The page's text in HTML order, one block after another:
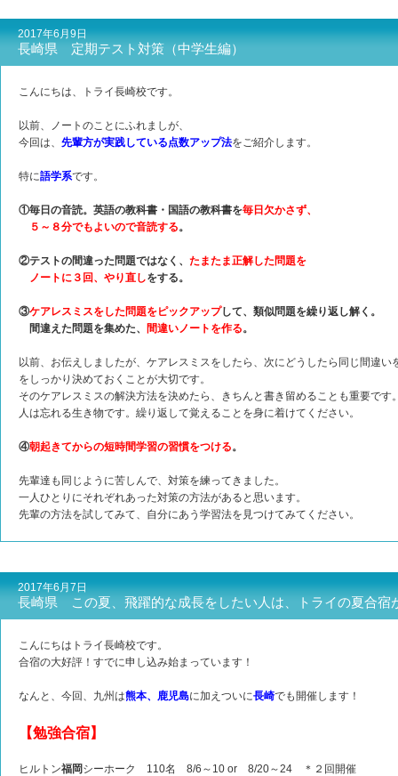
2017年6月9日
長崎県 定期テスト対策（中学生編）
こんにちは、トライ長崎校です。
以前、ノートのことにふれましが、
今回は、 先輩方が実践している点数アップ法をご紹介します。
特に語学系です。
①毎日の音読。英語の教科書・国語の教科書を毎日欠かさず、
５～８分でもよいので音読する。
②テストの間違った問題ではなく、 たまたま正解した問題を
ノートに３回、やり直しをする。
③ケアレスミスをした問題をピックアップして、類似問題を繰り返し解く。
間違えた問題を集めた、
間違いノートを作る。
以前、お伝えしましたが、ケアレスミスをしたら、次にどうしたら同じ間違い
をしっかり決めておくことが大切です。
そのケアレスミスの解決方法を決めたら、きちんと書き留めることも重要です
人は忘れる生き物です。繰り返して覚えることを身に着けてください。
④朝起きてからの短時間学習の習慣をつける。
先輩達も同じように苦しんで、対策を練ってきました。
一人ひとりにそれぞれあった対策の方法があると思います。
先輩の方法を試してみて、自分にあう学習法を見つけてみてください。
2017年6月7日
長崎県 この夏、飛躍的な成長をしたい人は、トライの夏合宿
こんにちはトライ長崎校です。
合宿の大好評！すでに申し込み始まっています！
なんと、今回、九州は熊本、鹿児島に加えついに長崎でも開催します！
【勉強合宿】
ヒルトン福岡 シーホーク 110名 8/6～10 or 8/20～24 ＊２回開催